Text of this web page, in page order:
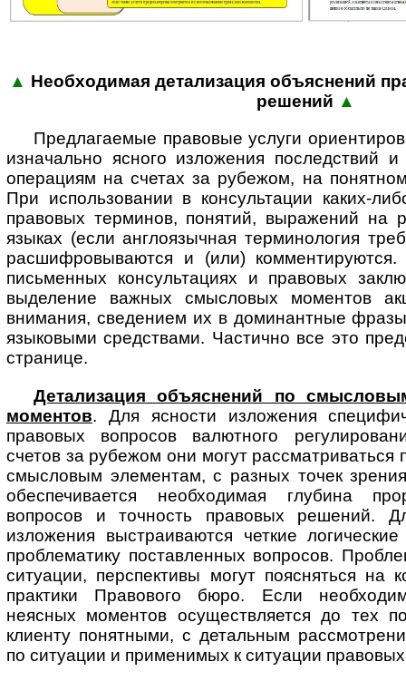
▲ Необходимая детализация объяс­нений
реше­ний ▲
Предлагаемые правовые услуги
изначально ясного изложения последствий
операциям на счетах за рубежом, на
При использовании в консультации каких-
правовых терминов, понятий, выражений на
языках (если англоязычная терминология
расшифровываются и (или)
письменных консультациях и правовых
выделение важных смысловых моментов
внимания, сведением их в доминантные
языковыми средствами. Частично все это
странице.
Детализация объяснений по
моментов. Для ясности изложения
правовых вопросов валютного
счетов за рубежом они могут рассматриваться
смысловым элементам, с разных точек
обеспечивается необходимая глубина
вопросов и точность правовых решений.
изложения выстраиваются четкие
проблематику поставленных вопросов.
ситуации, перспективы могут поясняться на
практики Правового бюро. Если
неясных моментов осуществляется до тех
клиенту понятными, с детальным
по ситуации и применимых к ситуации